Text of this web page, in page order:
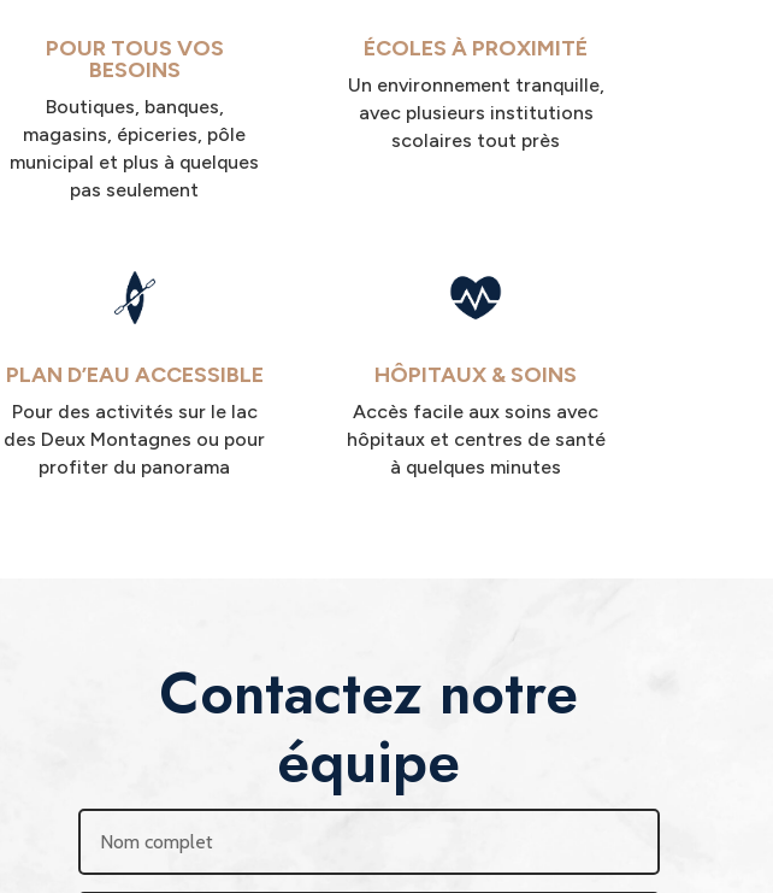
POUR TOUS VOS
BESOINS
Boutiques, banques,
magasins, épiceries, pôle
municipal et plus à quelques
pas seulement
ÉCOLES À PROXIMITÉ
Un environnement tranquille,
avec plusieurs institutions
scolaires tout près
PLAN D’EAU ACCESSIBLE
Pour des activités sur le lac
des Deux Montagnes ou pour
profiter du panorama
HÔPITAUX & SOINS
Accès facile aux soins avec
hôpitaux et centres de santé
à quelques minutes
Contactez notre
équipe